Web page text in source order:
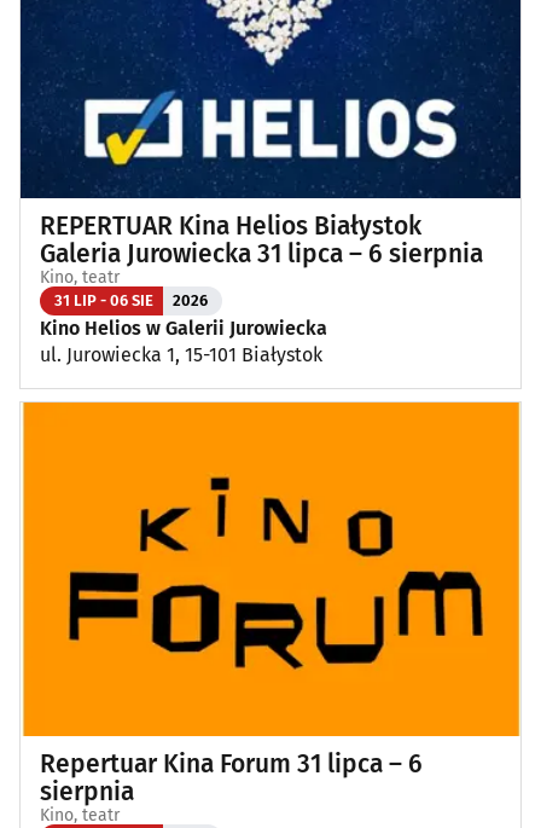
REPERTUAR Kina Helios Białystok
Galeria Jurowiecka 31 lipca – 6 sierpnia
Kino, teatr
31 LIP - 06 SIE 2026
Kino Helios w Galerii Jurowiecka
ul. Jurowiecka 1, 15-101 Białystok
Repertuar Kina Forum 31 lipca – 6
sierpnia
Kino, teatr